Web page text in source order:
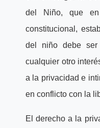
del Niño, que
constitucional,
del niño debe ser
cualquier otro
a la privacidad e
en conflicto con la
El derecho a la